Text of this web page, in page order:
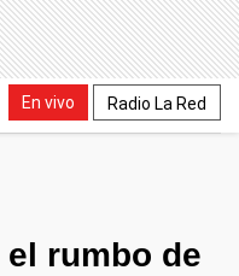
En vivo Radio La Red
rumbo de